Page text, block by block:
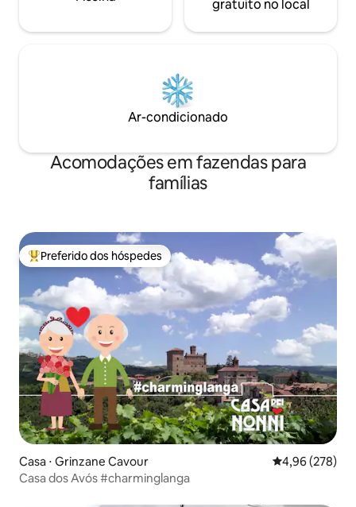
gratuito no local
Ar-condicionado
Acomodações em fazendas para
famílias
Entre os melhores preferidos dos hóspedes
Preferido dos hóspedes
Casa ⋅ Grinzane Cavour 4,96 de uma
4,96 (278)
Casa dos Avós #charminglanga